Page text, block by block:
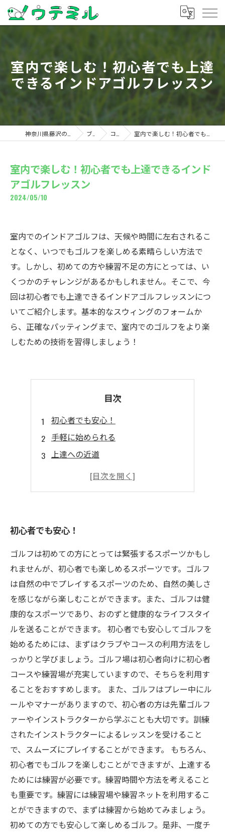
室内で楽しむ！初心者でも上達
できるインドアゴルフレッスン
ブログ コラム 室内で楽しむ！初心者でも上達できるインドアゴルフレッスン
室内で楽しむ！初心者でも上達できるインド
アゴルフレッスン
2024/05/10
室内でのインドアゴルフは、天候や時間に左右されるこ
となく、いつでもゴルフを楽しめる素晴らしい方法で
す。しかし、初めての方や練習不足の方にとっては、い
くつかのチャレンジがあるかもしれません。そこで、今
回は初心者でも上達できるインドアゴルフレッスンにつ
いてご紹介します。基本的なスウィングのフォームか
ら、正確なパッティングまで、室内でのゴルフをより楽
しむための技術を習得しましょう！
目次
初心者でも安心！
手軽に始められる
上達への近道
家で練習も充実
初心者でも安心！
ゴルフは初めての方にとっては緊張するスポーツかもし
れませんが、初心者でも楽しめるスポーツです。ゴルフ
は自然の中でプレイするスポーツのため、自然の美しさ
を感じながら楽しむことができます。また、ゴルフは健
康的なスポーツであり、おのずと健康的なライフスタイ
ルを送ることができます。 初心者でも安心してゴルフを
始めるためには、まずはクラブやコースの利用方法をし
っかりと学びましょう。ゴルフ場は初心者向けに初心者
コースや練習場が充実していますので、そちらを利用す
ることをおすすめします。 また、ゴルフはプレー中にル
ールやマナーがありますので、初心者の方は先輩ゴルフ
ァーやインストラクターから学ぶことも大切です。訓練
されたインストラクターによるレッスンを受けること
で、スムーズにプレイすることができます。 もちろん、
初心者でもゴルフを楽しむことができますが、上達する
ためには練習が必要です。練習時間や方法を考えること
も重要です。練習には練習場や練習ネットを利用するこ
とができますので、まずは練習から始めてみましょう。
初めての方でも安心して楽しめるゴルフ。是非、一度チ